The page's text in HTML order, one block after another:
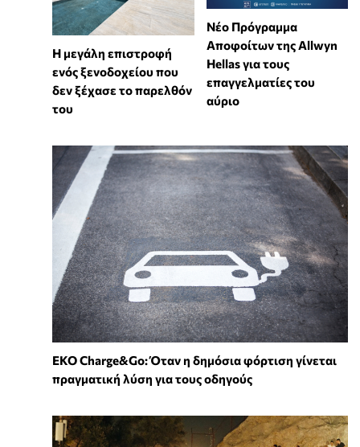
Η μεγάλη επιστροφή
ενός ξενοδοχείου που
δεν ξέχασε το παρελθόν
του
Νέο Πρόγραμμα
Αποφοίτων της Allwyn
Hellas για τους
επαγγελματίες του
αύριο
EKO Charge&Go: Όταν η δημόσια φόρτιση γίνεται
πραγματική λύση για τους οδηγούς